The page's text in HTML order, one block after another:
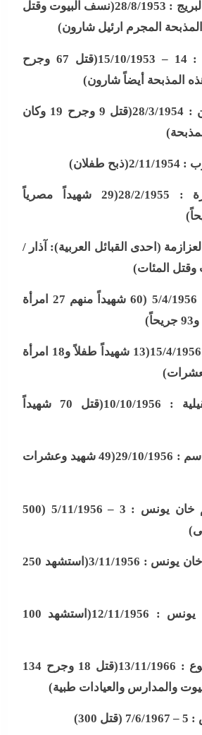
مجزرة مخيم البريج : 28/8/1953(نسف البيوت وقتل
المجرم ارئيل شارون)
مجزرة قبية : 14 – 15/10/1953(قتل 67 وجرح
المذبحة أيضاً شارون)
مجزرة نحالين : 28/3/1954(قتل 9 وجرح 19 وكان
)
طفلان )
مجزرة غزة : 28/2/1955(29 شهيداً مصرياً
)
(احدى القبائل العربية): آذار /
)
مجزرة غزة : 5/4/1956 (60 شهيداً منهم 27 امرأة
)
مجزرة غزة : 15/4/1956(13 شهيداً طفلاً و18 امرأة
)
مجزرة قلقيلية : 10/10/1956(قتل 70 شهيداً
مجزرة كفر قاسم : 29/10/1956(49 شهيد وعشرات
مجزرة مخيم خان يونس : 3 – 5/11/1956 (500
)
مجزرة مخيم خان يونس : 3/11/1956(استشهد 250
مجزرة خان يونس : 12/11/1956(استشهد 100
مجزرة السموع : 13/11/1966(قتل 18 وجرح 134
والمدارس والعيادات طبية)
)